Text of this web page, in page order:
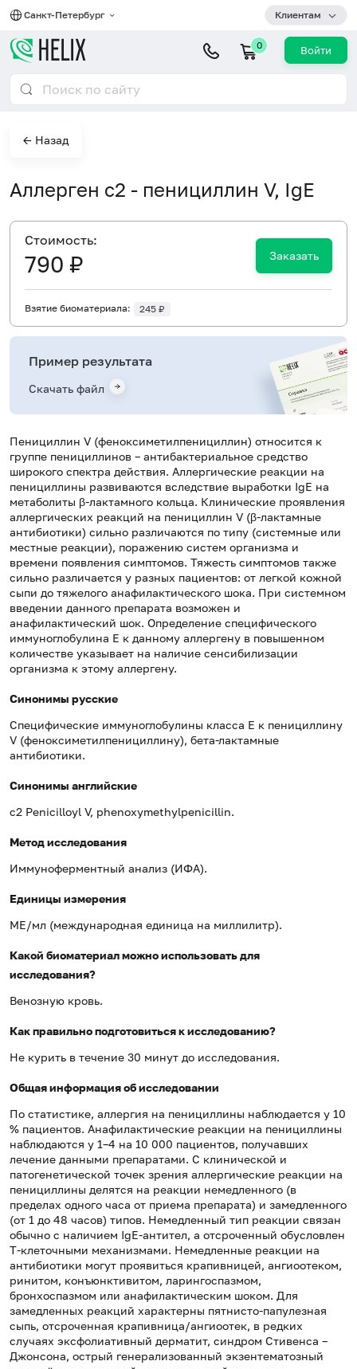
Санкт-Петербург Клиентам
0 Войти
← Назад
Аллерген c2 - пенициллин V, IgE
Пенициллин V (феноксиметилпенициллин) относится к
группе пенициллинов – антибактериальное средство
широкого спектра действия. Аллергические реакции на
пенициллины развиваются вследствие выработки IgE на
метаболиты β-лактамного кольца. Клинические проявления
аллергических реакций на пенициллин V (β-лактамные
антибиотики) сильно различаются по типу (системные или
местные реакции), поражению систем организма и
времени появления симптомов. Тяжесть симптомов также
сильно различается у разных пациентов: от легкой кожной
сыпи до тяжелого анафилактического шока. При системном
введении данного препарата возможен и
анафилактический шок. Определение специфического
иммуноглобулина Е к данному аллергену в повышенном
количестве указывает на наличие сенсибилизации
организма к этому аллергену.
Синонимы русские
Специфические иммуноглобулины класса Е к пенициллину
V (феноксиметилпенициллину), бета-лактамные
антибиотики.
Синонимы английские
c2 Penicilloyl V, phenoxymethylpenicillin.
Метод исследования
Иммуноферментный анализ (ИФА).
Единицы измерения
МЕ/мл (международная единица на миллилитр).
Какой биоматериал можно использовать для
исследования?
Венозную кровь.
Как правильно подготовиться к исследованию?
Не курить в течение 30 минут до исследования.
Общая информация об исследовании
По статистике, аллергия на пенициллины наблюдается у 10
% пациентов. Анафилактические реакции на пенициллины
наблюдаются у 1–4 на 10 000 пациентов, получавших
лечение данными препаратами. С клинической и
патогенетической точек зрения аллергические реакции на
пенициллины делятся на реакции немедленного (в
пределах одного часа от приема препарата) и замедленного
(от 1 до 48 часов) типов. Немедленный тип реакции связан
обычно с наличием IgE-антител, а отсроченный обусловлен
Т-клеточными механизмами. Немедленные реакции на
антибиотики могут проявиться крапивницей, ангиоотеком,
ринитом, конъюнктивитом, ларингоспазмом,
бронхоспазмом или анафилактическим шоком. Для
замедленных реакций характерны пятнисто-папулезная
сыпь, отсроченная крапивница/ангиоотек, в редких
случаях эксфолиативный дерматит, синдром Стивенса –
Джонсона, острый генерализованный экзентематозный
Cтоимость:
790 ₽ Заказать
Взятие биоматериала: 245 ₽
Пример результата
Скачать файл